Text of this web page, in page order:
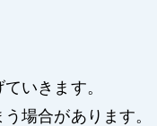
いきます。
場合があります。